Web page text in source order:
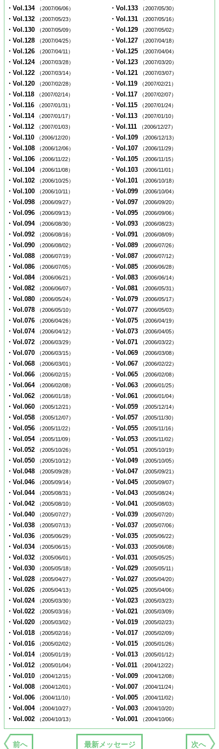
・Vol.134 （2007/06/06） ・Vol.133 （2007/05/30）
・Vol.132 （2007/05/23） ・Vol.131 （2007/05/16）
・Vol.130 （2007/05/09） ・Vol.129 （2007/05/02）
・Vol.128 （2007/04/25） ・Vol.127 （2007/04/18）
・Vol.126 （2007/04/11） ・Vol.125 （2007/04/04）
・Vol.124 （2007/03/28） ・Vol.123 （2007/03/20）
・Vol.122 （2007/03/14） ・Vol.121 （2007/03/07）
・Vol.120 （2007/02/28） ・Vol.119 （2007/02/21）
・Vol.118 （2007/02/14） ・Vol.117 （2007/02/07）
・Vol.116 （2007/01/31） ・Vol.115 （2007/01/24）
・Vol.114 （2007/01/17） ・Vol.113 （2007/01/10）
・Vol.112 （2007/01/03） ・Vol.111 （2006/12/27）
・Vol.110 （2006/12/20） ・Vol.109 （2006/12/13）
・Vol.108 （2006/12/06） ・Vol.107 （2006/11/29）
・Vol.106 （2006/11/22） ・Vol.105 （2006/11/15）
・Vol.104 （2006/11/08） ・Vol.103 （2006/11/01）
・Vol.102 （2006/10/25） ・Vol.101 （2006/10/18）
・Vol.100 （2006/10/11） ・Vol.099 （2006/10/04）
・Vol.098 （2006/09/27） ・Vol.097 （2006/09/20）
・Vol.096 （2006/09/13） ・Vol.095 （2006/09/06）
・Vol.094 （2006/08/30） ・Vol.093 （2006/08/23）
・Vol.092 （2006/08/16） ・Vol.091 （2006/08/09）
・Vol.090 （2006/08/02） ・Vol.089 （2006/07/26）
・Vol.088 （2006/07/19） ・Vol.087 （2006/07/12）
・Vol.086 （2006/07/05） ・Vol.085 （2006/06/28）
・Vol.084 （2006/06/21） ・Vol.083 （2006/06/14）
・Vol.082 （2006/06/07） ・Vol.081 （2006/05/31）
・Vol.080 （2006/05/24） ・Vol.079 （2006/05/17）
・Vol.078 （2006/05/10） ・Vol.077 （2006/05/03）
・Vol.076 （2006/04/26） ・Vol.075 （2006/04/19）
・Vol.074 （2006/04/12） ・Vol.073 （2006/04/05）
・Vol.072 （2006/03/29） ・Vol.071 （2006/03/22）
・Vol.070 （2006/03/15） ・Vol.069 （2006/03/08）
・Vol.068 （2006/03/01） ・Vol.067 （2006/02/22）
・Vol.066 （2006/02/15） ・Vol.065 （2006/02/08）
・Vol.064 （2006/02/08） ・Vol.063 （2006/01/25）
・Vol.062 （2006/01/18） ・Vol.061 （2006/01/04）
・Vol.060 （2005/12/21） ・Vol.059 （2005/12/14）
・Vol.058 （2005/12/07） ・Vol.057 （2005/11/30）
・Vol.056 （2005/11/22） ・Vol.055 （2005/11/16）
・Vol.054 （2005/11/09） ・Vol.053 （2005/11/02）
・Vol.052 （2005/10/26） ・Vol.051 （2005/10/19）
・Vol.050 （2005/10/12） ・Vol.049 （2005/10/05）
・Vol.048 （2005/09/28） ・Vol.047 （2005/09/21）
・Vol.046 （2005/09/14） ・Vol.045 （2005/09/07）
・Vol.044 （2005/08/31） ・Vol.043 （2005/08/24）
・Vol.042 （2005/08/10） ・Vol.041 （2005/08/03）
・Vol.040 （2005/07/27） ・Vol.039 （2005/07/20）
・Vol.038 （2005/07/13） ・Vol.037 （2005/07/06）
・Vol.036 （2005/06/29） ・Vol.035 （2005/06/22）
・Vol.034 （2005/06/15） ・Vol.033 （2005/06/08）
・Vol.032 （2005/06/01） ・Vol.031 （2005/05/25）
・Vol.030 （2005/05/18） ・Vol.029 （2005/05/11）
・Vol.028 （2005/04/27） ・Vol.027 （2005/04/20）
・Vol.026 （2005/04/13） ・Vol.025 （2005/04/06）
・Vol.024 （2005/03/30） ・Vol.023 （2005/03/23）
・Vol.022 （2005/03/16） ・Vol.021 （2005/03/09）
・Vol.020 （2005/03/02） ・Vol.019 （2005/02/23）
・Vol.018 （2005/02/16） ・Vol.017 （2005/02/09）
・Vol.016 （2005/02/02） ・Vol.015 （2005/01/26）
・Vol.014 （2005/01/19） ・Vol.013 （2005/01/12）
・Vol.012 （2005/01/04） ・Vol.011 （2004/12/22）
・Vol.010 （2004/12/15） ・Vol.009 （2004/12/08）
・Vol.008 （2004/12/01） ・Vol.007 （2004/11/24）
・Vol.006 （2004/11/10） ・Vol.005 （2004/11/02）
・Vol.004 （2004/10/27） ・Vol.003 （2004/10/20）
・Vol.002 （2004/10/13） ・Vol.001 （2004/10/06）
前へ 最新メッセージ 次へ